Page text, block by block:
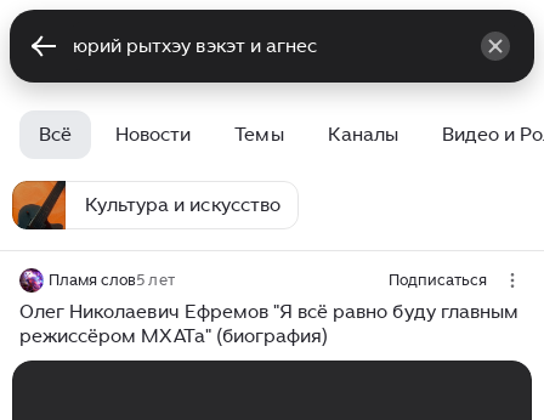
Всё Новости Темы Каналы Видео и
Культура и искусство
Пламя слов5 лет Подписаться
Олег Николаевич Ефремов "Я всё равно буду главным
режиссёром МХАТа" (биография)